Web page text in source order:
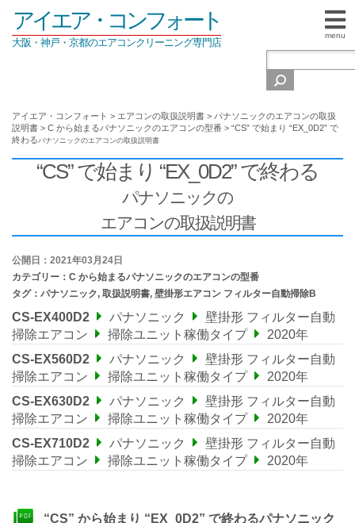
menu
アイエア・コンフォート
大阪・神戸・京都のエアコンクリーニング専門店
アイエア・コンフォート > エアコンの取扱説明書 > パナソニックのエアコンの取扱
説明書 > C から始まるパナソニックのエアコンの型番 > “CS” で始まり “EX_0D2” で
終わるパナソニックのエアコンの取扱説明書
“CS” で始まり “EX_0D2” で終わる
パナソニックの
エアコンの取扱説明書
公開日：2021年03月24日
カテゴリー： C から始まるパナソニックのエアコンの型番
タグ： パナソニック, 取扱説明書, 壁掛形エアコン フィルター自動掃除B
CS-EX400D2 パナソニック
壁掛形 フィルター自動
掃除エアコン
掃除ユニット稼働タイプ
2020年
CS-EX560D2
パナソニック
壁掛形 フィルター自動
掃除エアコン
掃除ユニット稼働タイプ
2020年
CS-EX630D2
パナソニック
壁掛形 フィルター自動
掃除エアコン
掃除ユニット稼働タイプ
2020年
CS-EX710D2
パナソニック
壁掛形 フィルター自動
掃除エアコン
掃除ユニット稼働タイプ 2020年
“CS” から始まり “EX_0D2” で終わるパナソニック